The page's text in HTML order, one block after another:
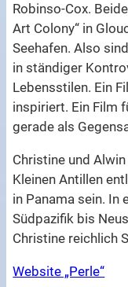
Robinso-Cox.
Art Colony“ in
Seehafen. Also
in ständiger
Lebensstilen. Ein
inspiriert. Ein Film
gerade als
Christine und
Kleinen Antillen
in Panama sein. In
Südpazifik bis
Christine reichlich
Website „Perle“